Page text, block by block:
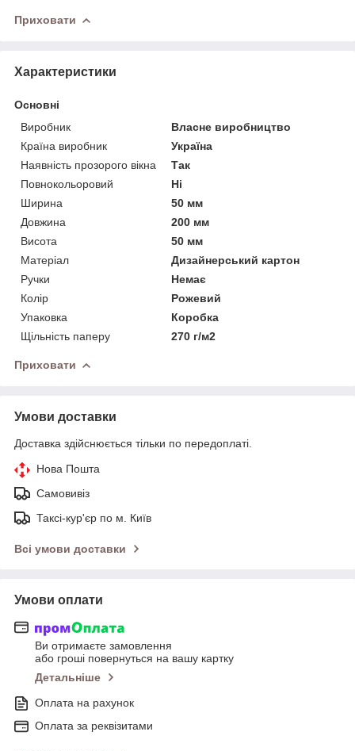
Приховати
Характеристики
Основні
Виробник
Власне виробництво
Країна виробник
Україна
Наявність прозорого вікна
Так
Повнокольоровий
Ні
Ширина
50 мм
Довжина
200 мм
Висота
50 мм
Матеріал
Дизайнерський картон
Ручки
Немає
Колір
Рожевий
Упаковка
Коробка
Щільність паперу
270 г/м2
Приховати
Умови доставки
Доставка здійснюється тільки по передоплаті.
Нова Пошта
Самовивіз
Таксі-кур'єр по м. Київ
Всі умови доставки
Умови оплати
Ви отримаєте замовлення
або гроші повернуться на вашу картку
Детальніше
Оплата на рахунок
Оплата за реквізитами